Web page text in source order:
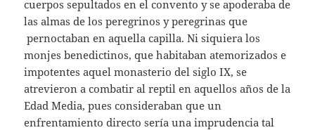
cuerpos sepultados en el convento y se apoderaba de
las almas de los peregrinos y peregrinas que
pernoctaban en aquella capilla. Ni siquiera los
monjes benedictinos, que habitaban atemorizados e
impotentes aquel monasterio del siglo IX, se
atrevieron a combatir al reptil en aquellos años de la
Edad Media, pues consideraban que un
enfrentamiento directo sería una imprudencia tal